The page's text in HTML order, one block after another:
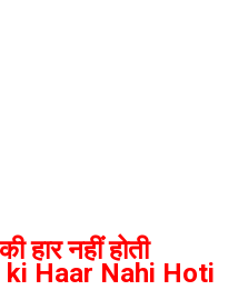
हार नहीं होती
Haar Nahi Hoti